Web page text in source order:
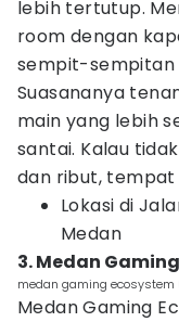
lebih tertutup.
room dengan
sempit-sempitan
Suasananya
main yang lebih
santai. Kalau
dan ribut, tempat
Lokasi di
Medan
3. Medan
medan gaming
Medan Gaming